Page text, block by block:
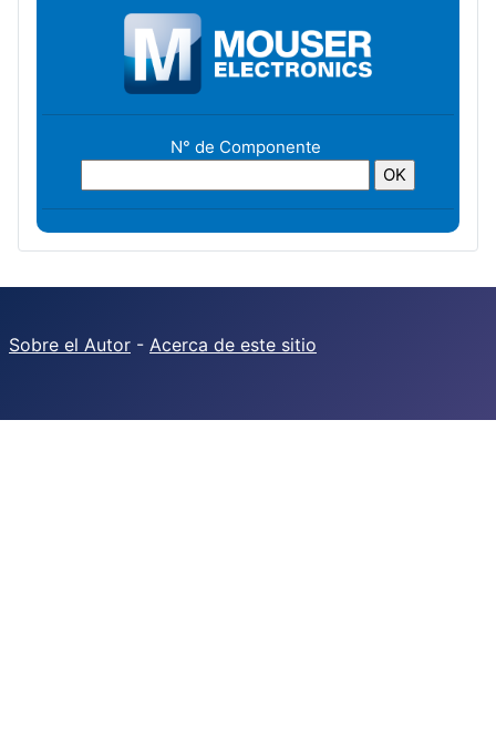
N° de Componente
Sobre el Autor - Acerca de este sitio